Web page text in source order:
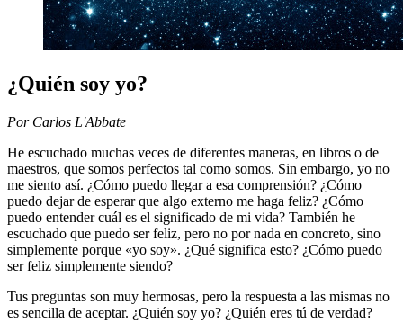
¿Quién soy yo?
Por Carlos L'Abbate
He escuchado muchas veces de diferentes maneras, en libros o de
maestros, que somos perfectos tal como somos. Sin embargo, yo no
me siento así. ¿Cómo puedo llegar a esa comprensión? ¿Cómo
puedo dejar de esperar que algo externo me haga feliz? ¿Cómo
puedo entender cuál es el significado de mi vida? También he
escuchado que puedo ser feliz, pero no por nada en concreto, sino
simplemente porque «yo soy». ¿Qué significa esto? ¿Cómo puedo
ser feliz simplemente siendo?
Tus preguntas son muy hermosas, pero la respuesta a las mismas no
es sencilla de aceptar. ¿Quién soy yo? ¿Quién eres tú de verdad?